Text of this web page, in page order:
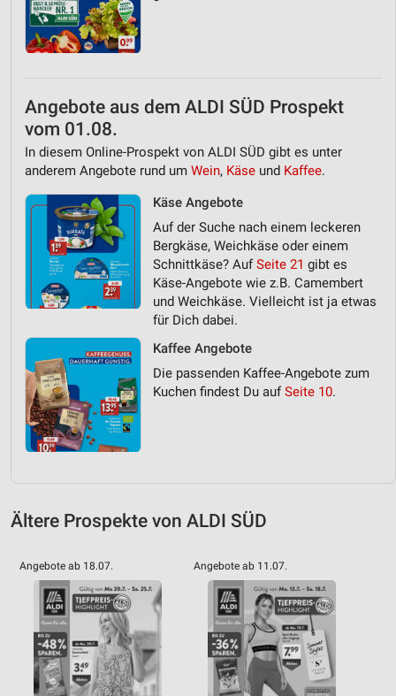
Angebote aus dem ALDI SÜD Prospekt
vom 01.08.
In diesem Online-Prospekt von ALDI SÜD gibt es unter
anderem Angebote rund um Wein, Käse und Kaffee.
Käse Angebote
Auf der Suche nach einem leckeren
Bergkäse, Weichkäse oder einem
Schnittkäse? AufSeite 21 gibt es
Käse-Angebote wie z.B. Camembert
und Weichkäse. Vielleicht ist ja etwas
für Dich dabei.
Kaffee Angebote
Die passenden Kaffee-Angebote zum
Kuchen findest Du aufSeite 10.
Ältere Prospekte von ALDI SÜD
Angebote ab 18.07. Angebote ab 11.07.